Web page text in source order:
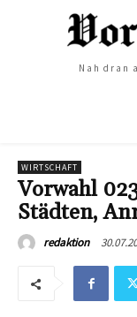
Nah dran
WIRTSCHAFT
Vorwahl
Städten,
redaktion